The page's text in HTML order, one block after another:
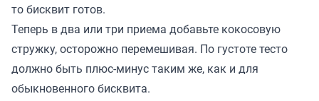
то бисквит готов.
Теперь в два или три приема добавьте кокосовую
стружку, осторожно перемешивая. По густоте тесто
должно быть плюс-минус таким же, как и для
обыкновенного бисквита.